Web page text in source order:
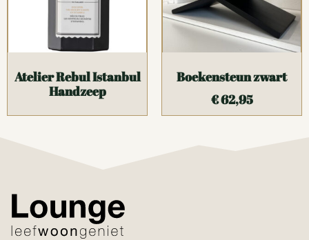
Atelier Rebul Istanbul
Handzeep
Boekensteun zwart
€62,95